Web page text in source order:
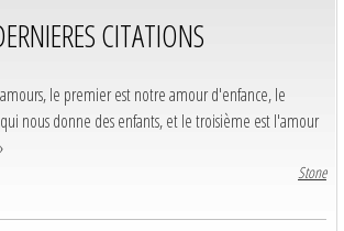
CITATIONS
le premier est notre amour d'enfance, le
nous donne des enfants, et le troisième est l'amour
Stone